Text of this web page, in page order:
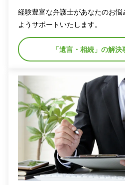
経験豊富な弁護士があなたのお
ようサポートいたします。
「遺言・相続」の解